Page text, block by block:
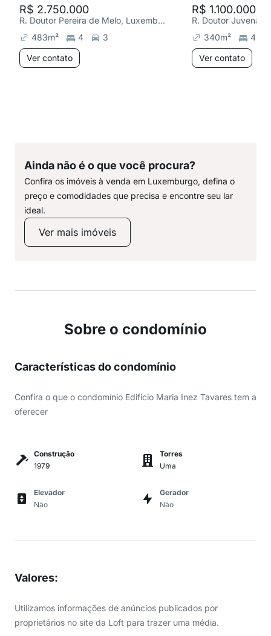
R$ 2.750.000
R. Doutor Pereira de Melo, Luxemburgo
483m² 4
3
Ver contato
R$ 1.100.000
340m²
4
Ver contato
Ainda não é o que você procura?
Confira os imóveis à venda em Luxemburgo, defina o
preço e comodidades que precisa e encontre seu lar
ideal.
Ver mais imóveis
Sobre o condomínio
Características do condomínio
Confira o que o condomínio Edificio Maria Inez Tavares tem a
oferecer
Construção
1979
Torres
Uma
Elevador
Não
Gerador
Não
Valores:
Utilizamos informações de anúncios publicados por
proprietários no site da Loft para trazer uma média.